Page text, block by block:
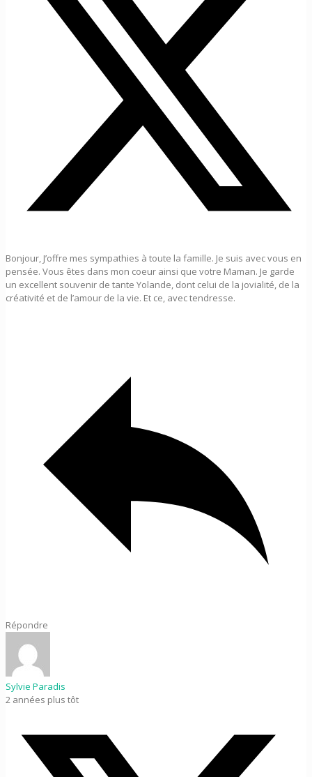
Bonjour, J’offre mes sympathies à toute la famille. Je suis avec vous en
pensée. Vous êtes dans mon coeur ainsi que votre Maman. Je garde
un excellent souvenir de tante Yolande, dont celui de la jovialité, de la
créativité et de l’amour de la vie. Et ce, avec tendresse.
Répondre
Sylvie Paradis
2 années plus tôt